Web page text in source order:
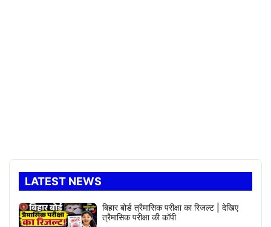
LATEST NEWS
बिहार बोर्ड त्रैमासिक परीक्षा का रिजल्ट | देखिए
त्रैमासिक परीक्षा की कॉपी